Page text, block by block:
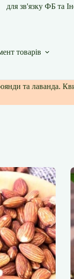
для зв'язку ФБ та
товарів
та лаванда.